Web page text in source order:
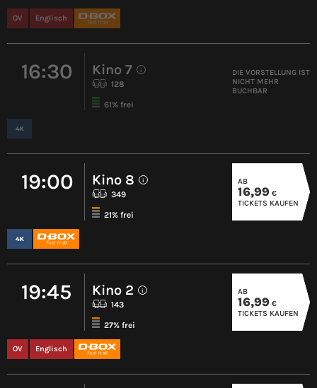
OV Englisch
16:30 Kino 7 i
128
61% frei
DIE VORSTELLUNG IST
NICHT MEHR
BUCHBAR
19:00 Kino 8 i
349
21% frei
AB
16,99 €
TICKETS KAUFEN
19:45 Kino 2 i
143
27% frei
OV Englisch
AB
16,99 €
TICKETS KAUFEN